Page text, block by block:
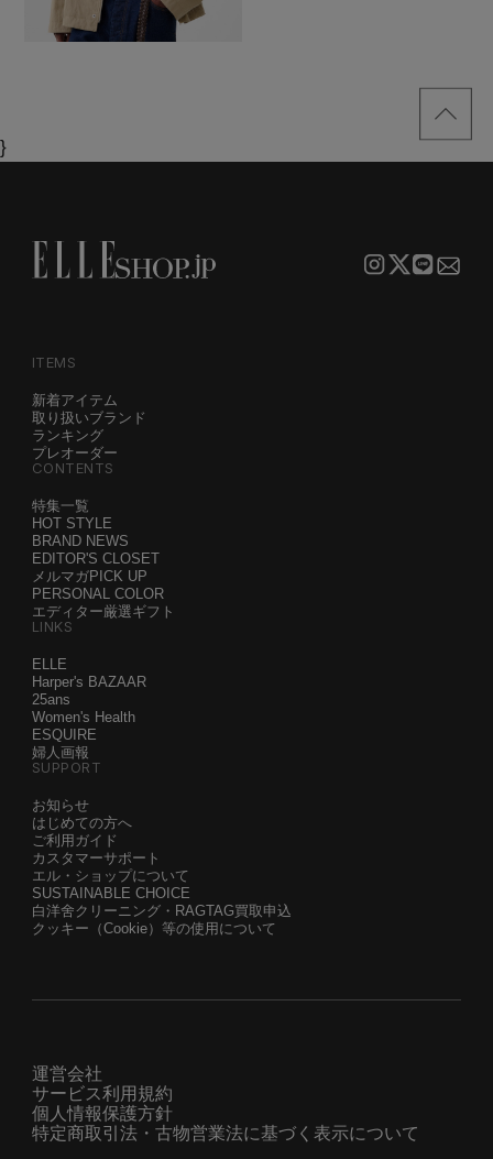
}
ITEMS
新着アイテム
取り扱いブランド
ランキング
プレオーダー
CONTENTS
特集一覧
HOT STYLE
BRAND NEWS
EDITOR'S CLOSET
メルマガPICK UP
PERSONAL COLOR
エディター厳選ギフト
LINKS
ELLE
Harper's BAZAAR
25ans
Women's Health
ESQUIRE
婦人画報
SUPPORT
お知らせ
はじめての方へ
ご利用ガイド
カスタマーサポート
エル・ショップについて
SUSTAINABLE CHOICE
白洋舍クリーニング・RAGTAG買取申込
クッキー（Cookie）等の使用について
運営会社
サービス利用規約
個人情報保護方針
特定商取引法・古物営業法に基づく表示について